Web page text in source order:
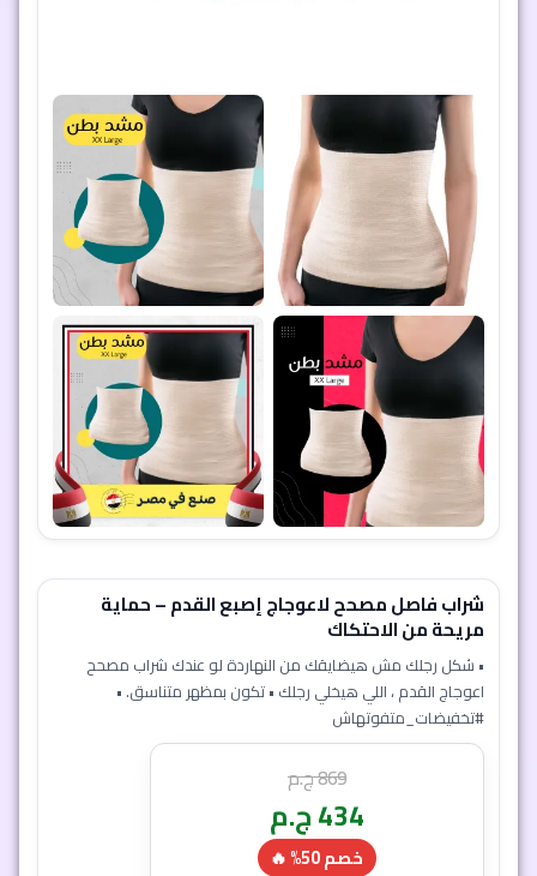
شراب فاصل مصحح لاعوجاج إصبع القدم – حماية
مريحة من الاحتكاك
• شكل رجلك مش هيضايقك من النهاردة لو عندك شراب مصحح
اعوجاج القدم ، اللي هيخلي رجلك • تكون بمظهر متناسق. •
#تخفيضات_متفوتهاش
869ج.م
434ج.م
خصم 50% 🔥